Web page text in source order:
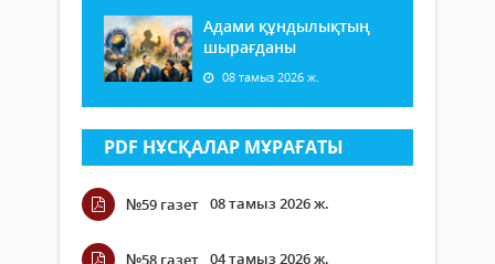
Адами құндылықтың
шырағданы
08 тамыз 2026 ж.
PDF НҰСҚАЛАР МҰРАҒАТЫ
№59 газет 08 тамыз 2026 ж.
№58 газет 04 тамыз 2026 ж.